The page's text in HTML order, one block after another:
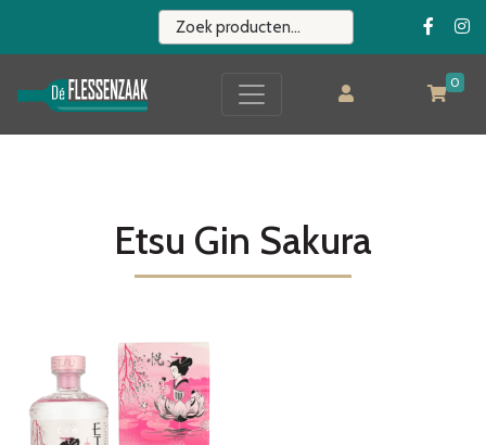
0
Etsu Gin Sakura